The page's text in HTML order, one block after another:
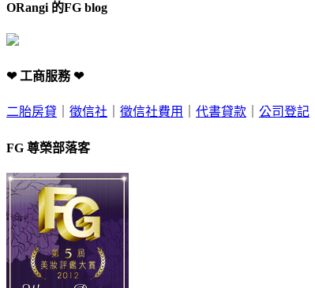
ORangi 的FG blog
❤ 工商服務 ❤
二胎房貸 徵信社 徵信社費用 代書貸款 公司登記
FG 尊榮部落客